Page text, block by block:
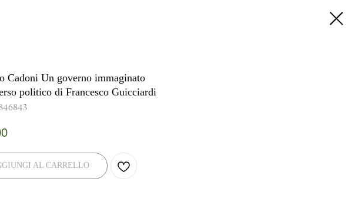
Cadoni Un governo immaginato
politico di Francesco Guicciardi
AL CARRELLO